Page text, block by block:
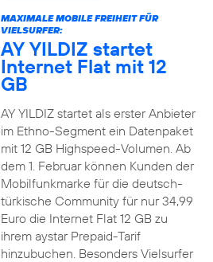
MAXIMALE MOBILE FREIHEIT FÜR
VIELSURFER:
AY YILDIZ startet
Internet Flat mit 12
GB
AY YILDIZ startet als erster Anbieter
im Ethno-Segment ein Datenpaket
mit 12 GB Highspeed-Volumen. Ab
dem 1. Februar können Kunden der
Mobilfunkmarke für die deutsch-
türkische Community für nur 34,99
Euro die Internet Flat 12 GB zu
ihrem aystar Prepaid-Tarif
hinzubuchen. Besonders Vielsurfer